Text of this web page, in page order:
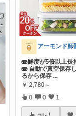
アーモンド師
🫨鮮度が5倍以上長
🫨 自動で真空保存
るから保存 ...
￥ 2,780～
0 0 1
コレ